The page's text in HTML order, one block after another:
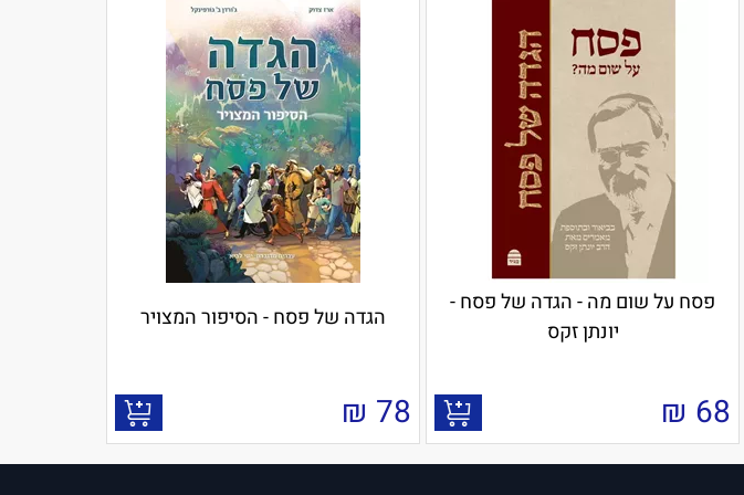
פסח על שום מה - הגדה של פסח -
יונתן זקס
68
₪
הגדה של פסח - הסיפור המצויר
78
₪